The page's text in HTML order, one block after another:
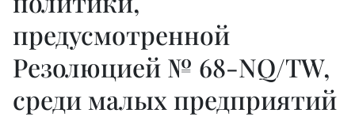
предусмотренной
Резолюцией № 68-NQ/TW,
среди малых предприятий